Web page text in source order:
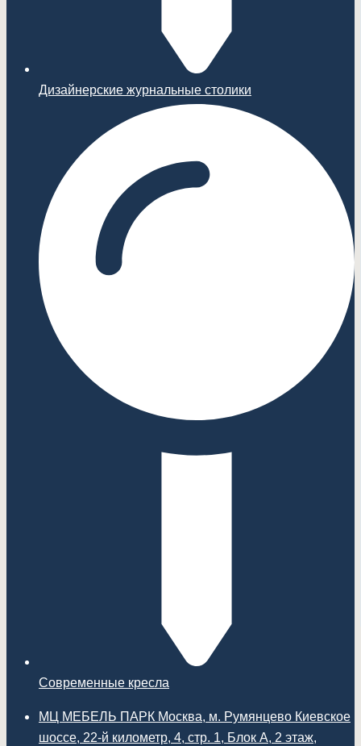
Дизайнерские журнальные столики
Современные кресла
МЦ МЕБЕЛЬ ПАРК Москва, м. Румянцево Киевское
шоссе, 22-й километр, 4, стр. 1, Блок А, 2 этаж,